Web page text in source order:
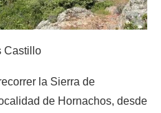
Castillo
la Sierra de
de Hornachos, desde